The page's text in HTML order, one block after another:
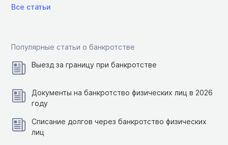
Все статьи
Популярные статьи о банкротстве
Выезд за границу при банкротстве
Документы на банкротство физических лиц в 2026
году
Списание долгов через банкротство физических
лиц